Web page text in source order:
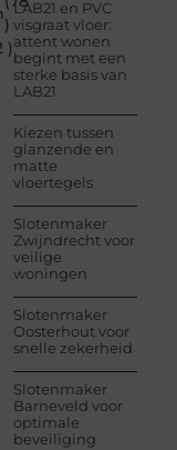
)
)
LAB21 en PVC
visgraat vloer:
attent wonen
begint met een
sterke basis van
LAB21
Kiezen tussen
glanzende en
matte
vloertegels
Slotenmaker
Zwijndrecht voor
veilige
woningen
Slotenmaker
Oosterhout voor
snelle zekerheid
Slotenmaker
Barneveld voor
optimale
beveiliging